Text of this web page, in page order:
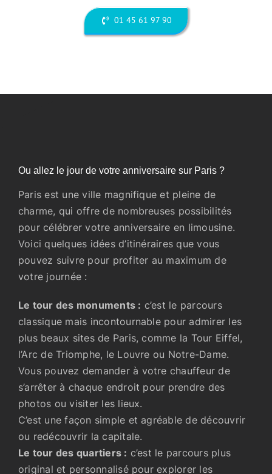
01 45 61 97 90
Ou allez le jour de votre anniversaire sur Paris ?
Paris est une ville magnifique et pleine de
charme, qui offre de nombreuses possibilités
pour célébrer votre anniversaire en limousine.
Voici quelques idées d’itinéraires que vous
pouvez suivre pour profiter au maximum de
votre journée :
Le tour des monuments : c’est le parcours
classique mais incontournable pour admirer les
plus beaux sites de Paris, comme la Tour Eiffel,
l’Arc de Triomphe, le Louvre ou Notre-Dame.
Vous pouvez demander à votre chauffeur de
s’arrêter à chaque endroit pour prendre des
photos ou visiter les lieux.
C’est une façon simple et agréable de découvrir
ou redécouvrir la capitale.
Le tour des quartiers : c’est le parcours plus
original et personnalisé pour explorer les